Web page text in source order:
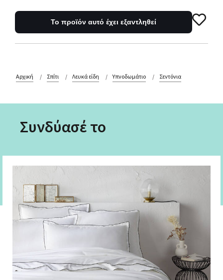
Το προϊόν αυτό έχει εξαντληθεί
Αρχική Σπίτι Λευκά είδη Υπνοδωμάτιο Σεντόνια
Συνδύασέ το